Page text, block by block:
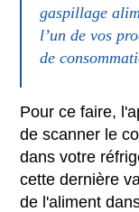
gaspillage
l’un de vos
de
Pour ce faire,
de scanner le
dans votre
cette dernière
de l'aliment